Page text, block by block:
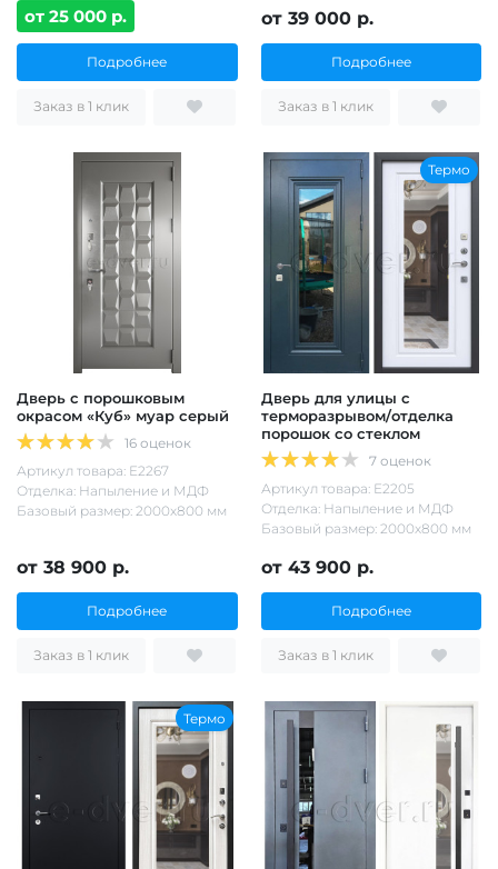
от 25 000 р.
Подробнее
Заказ в 1 клик
от 39 000 р.
Подробнее
Заказ в 1 клик
Дверь с порошковым
окрасом «Куб» муар серый
16 оценок
Артикул товара: Е2267
Отделка: Напыление и МДФ
Базовый размер: 2000х800 мм
от 38 900 р.
Подробнее
Заказ в 1 клик
Термо
Дверь для улицы с
терморазрывом/отделка
порошок со стеклом
7 оценок
Артикул товара: Е2205
Отделка: Напыление и МДФ
Базовый размер: 2000х800 мм
от 43 900 р.
Подробнее
Заказ в 1 клик
Термо